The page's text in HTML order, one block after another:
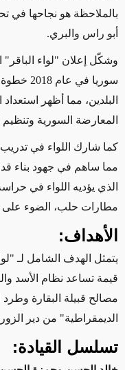
بالملاحظة هو نجاحها في
أبو راس والبري.
وشكّل إعلان "لواء الباقر"
سوريا في عام 2018 خطوة جريئة أدت إلى حصول مواجهات مع
البلدين، مما أظهر
المعارضة السورية وتنظيم
كما شارك اللواء في
مما ساهم في جهود بناء
الذي يؤديه اللواء في
مطارات حلب، الضوء على
الأهداف:
يتمثل الهدف الشامل لـ
قيمة تساعد نظام الأسد
مصالح قبيلة البقارة
الديمقراطية" من دير
تسلسل القيادة: